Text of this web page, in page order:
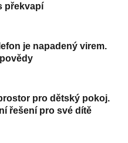
překvapí
je napadený virem.
pro dětský pokoj.
řešení pro své dítě